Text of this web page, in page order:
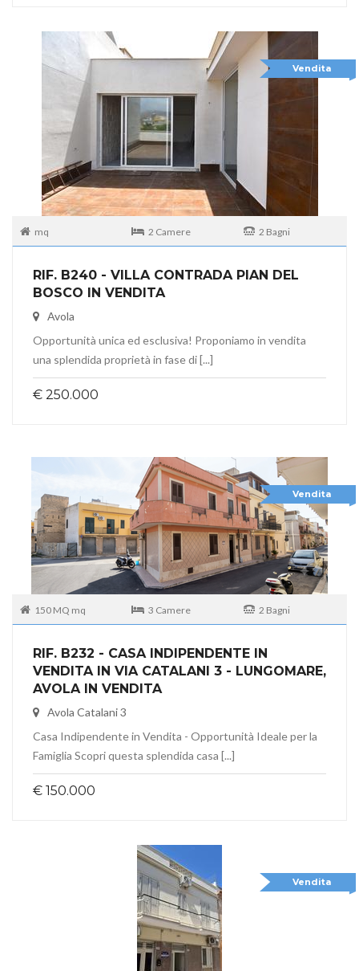
Vendita
mq 2 Camere 2 Bagni
RIF. B240 - VILLA CONTRADA PIAN DEL
BOSCO IN VENDITA
Avola
Opportunità unica ed esclusiva! Proponiamo in vendita
una splendida proprietà in fase di [...]
€ 250.000
Vendita
150 MQ mq 3 Camere 2 Bagni
RIF. B232 - CASA INDIPENDENTE IN
VENDITA IN VIA CATALANI 3 - LUNGOMARE,
AVOLA IN VENDITA
Avola Catalani 3
Casa Indipendente in Vendita - Opportunità Ideale per la
Famiglia Scopri questa splendida casa [...]
€ 150.000
Vendita